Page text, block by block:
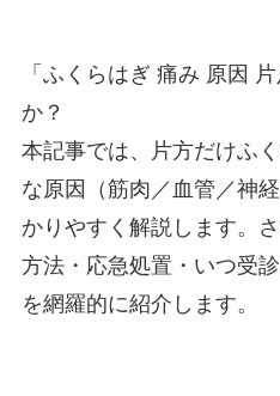
「ふくらはぎ 痛み 原因
か？
本記事では、片方だけふ
な原因（筋肉／血管／神
かりやすく解説します。
方法・応急処置・いつ受
を網羅的に紹介します。